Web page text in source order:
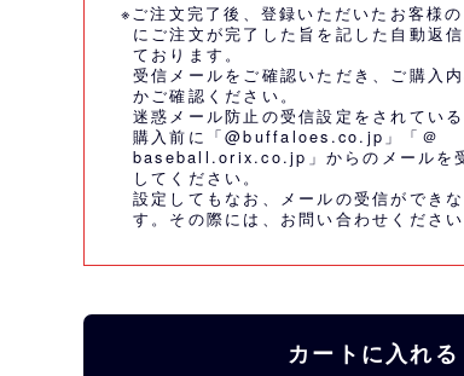
※ご注文完了後、登録いただいたお客様
にご注文が完了した旨を記した自動返
ております。
受信メールをご確認いただき、ご購入
かご確認ください。
迷惑メール防止の受信設定をされてい
購入前に「@buffaloes.co.jp」「＠
baseball.orix.co.jp」からのメールを
してください。
設定してもなお、メールの受信ができ
す。その際には、 お問い合わせください
カートに入れる